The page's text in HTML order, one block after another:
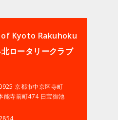
Kyoto Rakuhoku
ロータリークラブ
京都市中京区寺町
能寺前町474 日宝御池